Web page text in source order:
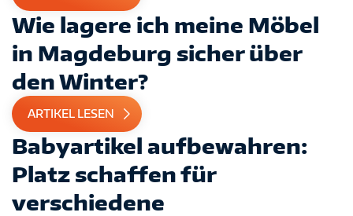
Wie lagere ich meine Möbel
in Magdeburg sicher über
den Winter?
ARTIKEL LESEN
Babyartikel aufbewahren:
Platz schaffen für
verschiedene